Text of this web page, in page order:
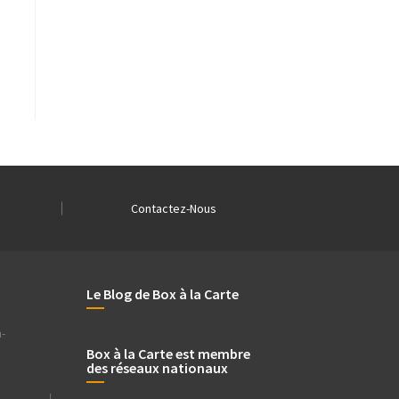
Contactez-Nous
Le Blog de Box à la Carte
Box à la Carte est membre
des réseaux nationaux